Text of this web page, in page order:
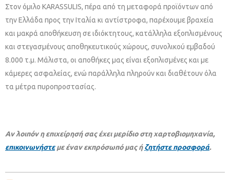
Στον όμιλο KARASSULIS, πέρα από τη μεταφορά προϊόντων από
την Ελλάδα προς την Ιταλία κι αντίστροφα, παρέχουμε βραχεία
και μακρά αποθήκευση σε ιδιόκτητους, κατάλληλα εξοπλισμένους
και στεγασμένους αποθηκευτικούς χώρους, συνολικού εμβαδού
8.000 τ.μ. Μάλιστα, οι αποθήκες μας είναι εξοπλισμένες και με
κάμερες ασφαλείας, ενώ παράλληλα πληρούν και διαθέτουν όλα
τα μέτρα πυροπροστασίας.
Αν λοιπόν η επιχείρησή σας έχει μερίδιο στη χαρτοβιομηχανία,
επικοινωνήστεμε έναν εκπρόσωπό μας ήζητήστε προσφορά.